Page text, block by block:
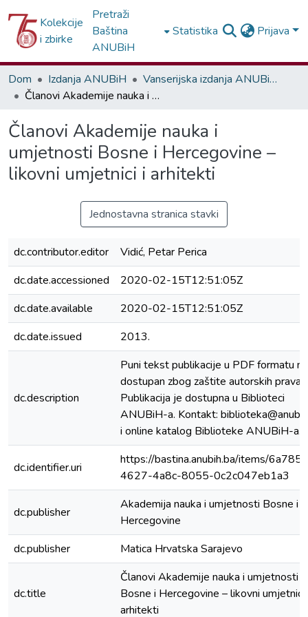
Kolekcije
i zbirke
Pretraži
Baština
ANUBiH
Statistika Prijava
Dom Izdanja ANUBiH
Vanserijska izdanja ANUBiH - Ostala izdanja
Članovi Akademije nauka i umjetnosti Bosne i Hercegovine – likovni umjetnici i arhitekti
Članovi Akademije nauka i
umjetnosti Bosne i Hercegovine –
likovni umjetnici i arhitekti
Jednostavna stranica stavki
dc.contributor.editor
Vidić, Petar Perica
dc.date.accessioned
2020-02-15T12:51:05Z
dc.date.available
2020-02-15T12:51:05Z
dc.date.issued
2013.
dc.description
Puni tekst publikacije u PDF formatu
dostupan zbog zaštite autorskih prava.
Publikacija je dostupna u Biblioteci
ANUBiH-a. Kontakt:
i online katalog Biblioteke ANUBiH-a.
dc.identifier.uri
https://bastina.anubih.ba/items/
4627-4a8c-8055-0c2c047eb1a3
dc.publisher
Akademija nauka i umjetnosti Bosne i
Hercegovine
dc.publisher
Matica Hrvatska Sarajevo
dc.title
Članovi Akademije nauka i umjetnosti
Bosne i Hercegovine – likovni umjetnici
arhitekti